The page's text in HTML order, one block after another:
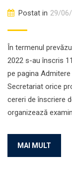
Postat in 29/
În termenul
2022 s-au înscris
pe pagina
Secretariat orice
cereri de înscriere
organizează
MAI MULT